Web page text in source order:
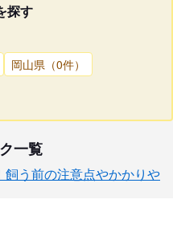
探す
岡山県（0件）
一覧
う前の注意点やかかりや